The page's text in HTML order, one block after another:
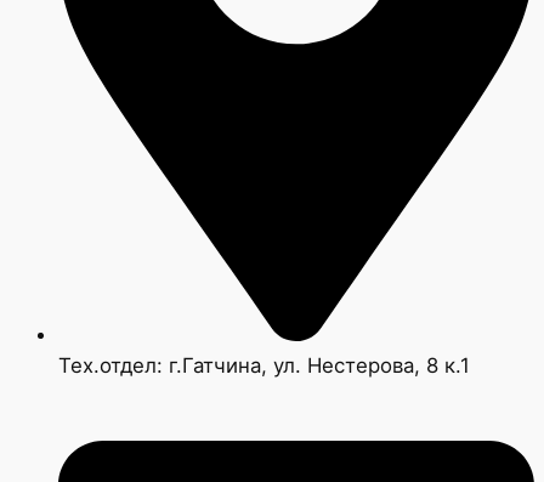
Тех.отдел: г.Гатчина, ул. Нестерова, 8 к.1